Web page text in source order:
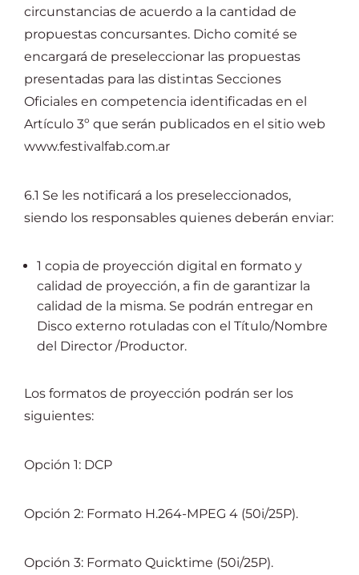
circunstancias de acuerdo a la cantidad de
propuestas concursantes. Dicho comité se
encargará de preseleccionar las propuestas
presentadas para las distintas Secciones
Oficiales en competencia identificadas en el
Artículo 3º que serán publicados en el sitio web
www.festivalfab.com.ar
6.1 Se les notificará a los preseleccionados,
siendo los responsables quienes deberán enviar:
1 copia de proyección digital en formato y
calidad de proyección, a fin de garantizar la
calidad de la misma. Se podrán entregar en
Disco externo rotuladas con el Título/Nombre
del Director /Productor.
Los formatos de proyección podrán ser los
siguientes:
Opción 1: DCP
Opción 2: Formato H.264-MPEG 4 (50i/25P).
Opción 3: Formato Quicktime (50i/25P).